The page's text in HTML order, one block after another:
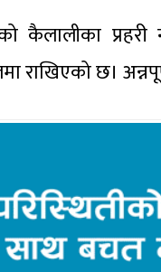
कैलालीका
राखिएको छ।